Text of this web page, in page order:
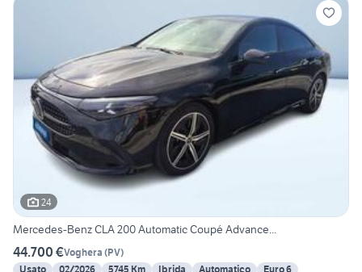
24
Mercedes-Benz CLA 200 Automatic Coupé Advance...
44.700 €Voghera (PV)
Usato
02/2026 5745 Km Ibrida Automatico
Euro 6